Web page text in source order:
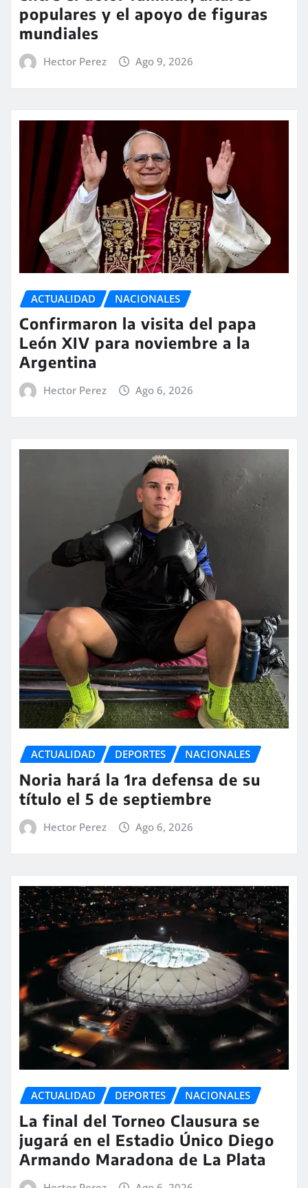
populares y el apoyo de figuras
mundiales
Hector Perez Ago 9, 2026
ACTUALIDAD NACIONALES
Confirmaron la visita del papa
León XIV para noviembre a la
Argentina
Hector Perez Ago 6, 2026
ACTUALIDAD DEPORTES NACIONALES
Noria hará la 1ra defensa de su
título el 5 de septiembre
Hector Perez Ago 6, 2026
ACTUALIDAD DEPORTES NACIONALES
La final del Torneo Clausura se
jugará en el Estadio Único Diego
Armando Maradona de La Plata